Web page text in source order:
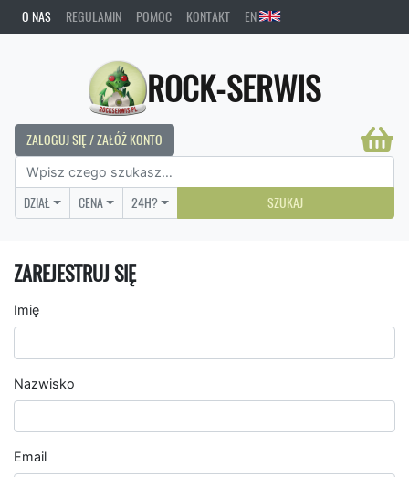
O NAS REGULAMIN POMOC KONTAKT EN
ROCK-SERWIS
ZALOGUJ SIĘ / ZAŁÓŻ KONTO
DZIAŁ CENA 24H? SZUKAJ
ZAREJESTRUJ SIĘ
Imię
Nazwisko
Email